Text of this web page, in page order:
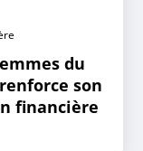
du
son
financière